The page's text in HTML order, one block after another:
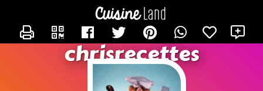
chrisrecettes
CONTACTER CHRISRECETTES